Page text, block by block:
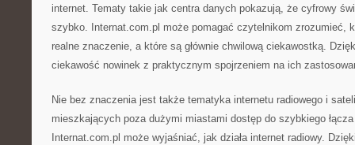
internet. Tematy takie jak centra danych pokazują, że cyfrowy
szybko. Internat.com.pl może pomagać czytelnikom zrozumieć,
realne znaczenie, a które są głównie chwilową ciekawostką.
ciekawość nowinek z praktycznym spojrzeniem na ich
Nie bez znaczenia jest także tematyka internetu radiowego i
mieszkających poza dużymi miastami dostęp do szybkiego
Internat.com.pl może wyjaśniać, jak działa internet radiowy.